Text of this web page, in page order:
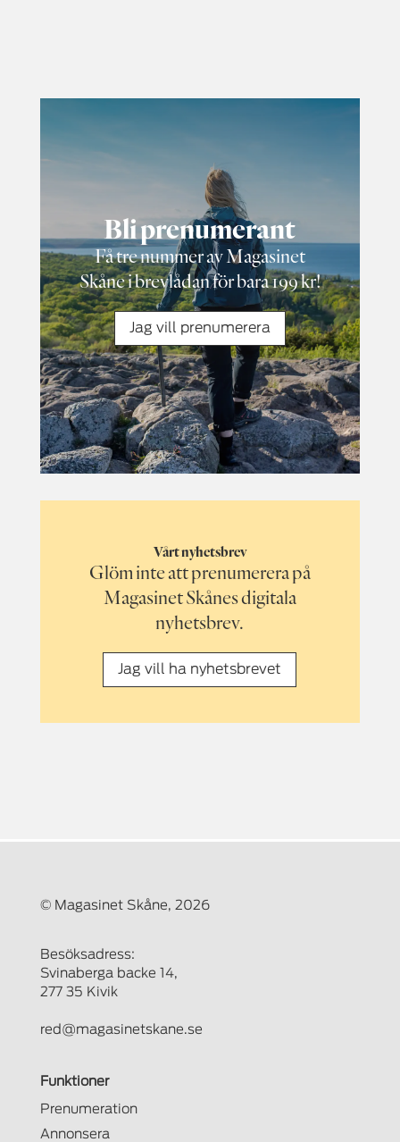
Bli prenumerant
Få tre nummer av Magasinet
Skåne i brevlådan för bara 199 kr!
Jag vill prenumerera
Vårt nyhetsbrev
Glöm inte att prenumerera på
Magasinet Skånes digitala
nyhetsbrev.
Jag vill ha nyhetsbrevet
© Magasinet Skåne, 2026
Besöksadress:
Svinaberga backe 14,
277 35 Kivik
red@magasinetskane.se
Funktioner
Prenumeration
Annonsera